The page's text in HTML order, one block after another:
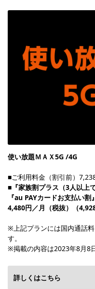
使い放題ＭＡＸ5G /4G
■ご利用料金（割引前）
■『家族割プラス（3人以上
『au PAYカードお支払い割
4,480円／月（税抜）（
※上記プランには国内通話
す。
※掲載の内容は2023年8月8
詳しくはこちら